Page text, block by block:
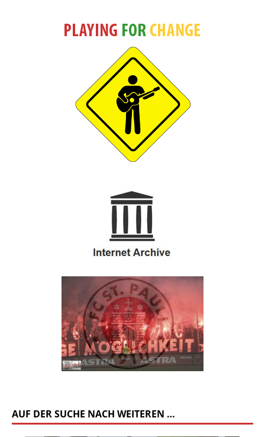
AUF DER SUCHE NACH WEITEREN …